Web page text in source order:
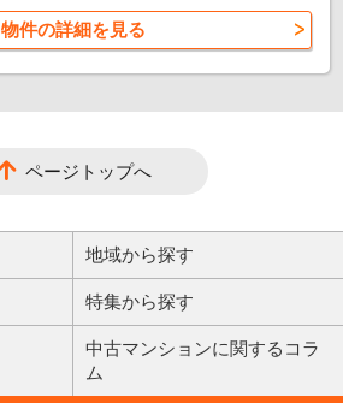
物件の詳細を見る
ページトップへ
地域から探す
特集から探す
中古マンションに関するコラ
ム